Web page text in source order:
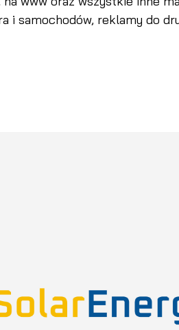
i samochodów, reklamy do